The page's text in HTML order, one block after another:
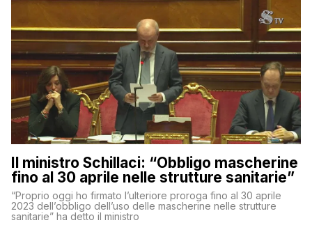
Il ministro Schillaci: “Obbligo mascherine
fino al 30 aprile nelle strutture sanitarie”
“Proprio oggi ho firmato l’ulteriore proroga fino al 30 aprile
2023 dell’obbligo dell’uso delle mascherine nelle strutture
sanitarie” ha detto il ministro